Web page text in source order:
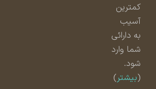
کمترین
آسیب
به دارائی
شما وارد
شود.
بیشتر)